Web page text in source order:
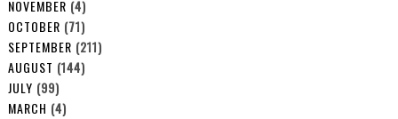
NOVEMBER (4)
OCTOBER (71)
SEPTEMBER (211)
AUGUST (144)
JULY (99)
MARCH (4)